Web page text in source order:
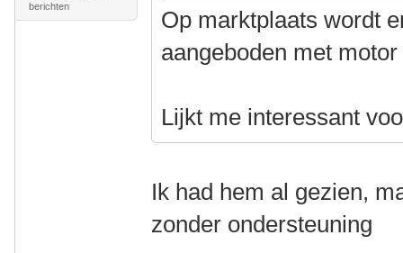
berichten
Op marktplaats wordt
aangeboden met
Lijkt me interessant
Ik had hem al gezien,
zonder ondersteuning